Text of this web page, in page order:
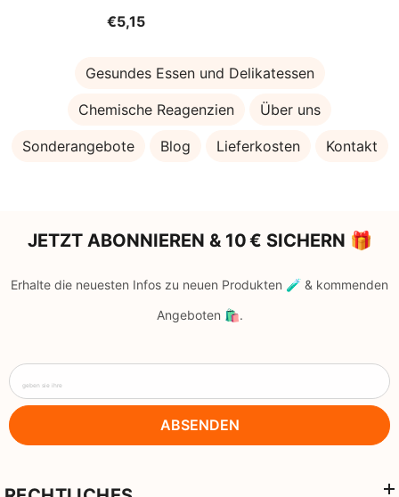
€5,15
Gesundes Essen und Delikatessen
Chemische Reagenzien Über uns
Sonderangebote Blog Lieferkosten Kontakt
JETZT ABONNIEREN & 10 € SICHERN 🎁
Erhalte die neuesten Infos zu neuen Produkten 🧪 & kommenden
Angeboten 🛍️.
geben sie ihre
ABSENDEN